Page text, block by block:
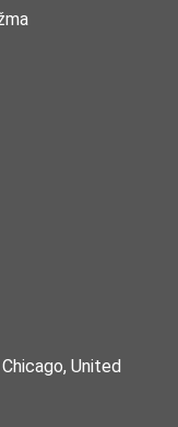
United